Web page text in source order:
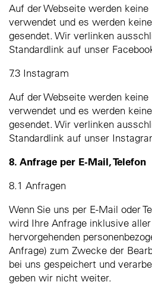
Auf der Webseite werden keine
verwendet und es werden
gesendet. Wir verlinken
Standardlink auf unser
7.3 Instagram
Auf der Webseite werden
verwendet und es werden
gesendet. Wir verlinken
Standardlink auf unser
8. Anfrage per E-Mail, Telefon
8.1 Anfragen
Wenn Sie uns per E-Mail oder
wird Ihre Anfrage inklusive
hervorgehenden
Anfrage) zum Zwecke der
bei uns gespeichert und
geben wir nicht weiter.